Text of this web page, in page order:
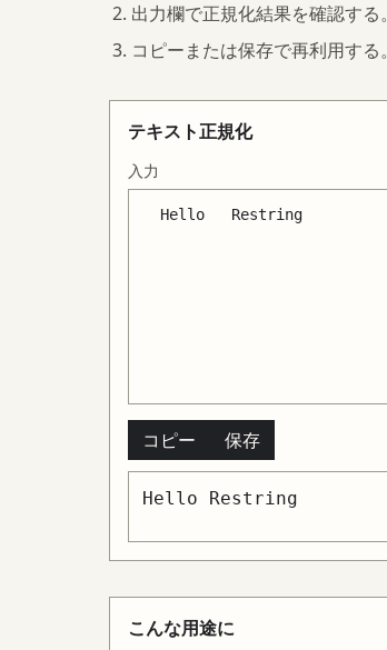
出力欄で正規化結果を確認する。
コピーまたは保存で再利用する。
テキスト正規化
入力
コピー 保存
Hello Restring
こんな用途に